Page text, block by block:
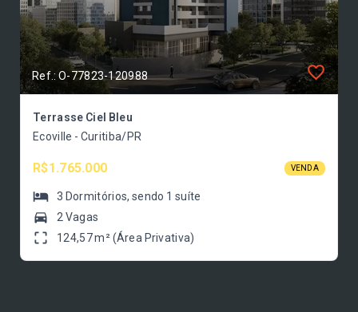
Ref.: O-77823-120988
Terrasse Ciel Bleu
Ecoville - Curitiba/PR
R$1.765.000 VENDA
3 Dormitórios, sendo 1 suíte
2 Vagas
124,57 m² (Área Privativa)